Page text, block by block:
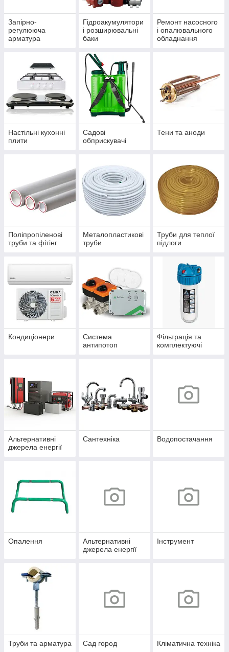
Запірно-
регулююча
арматура
Гідроакумулятори
і розширювальні
баки
Ремонт насосного
і опалювального
обладнання
Настільні кухонні
плити
Садові
обприскувачі
Тени та аноди
Поліпропіленові
труби та фітінг
Металопластикові
труби
Труби для теплої
підлоги
Кондиціонери
Система
антипотоп
Фільтрація та
комплектуючі
Альтернативні
джерела енергії
Сантехніка Водопостачання
Опалення
Альтернативні
джерела енергії
Інструмент
Труби та арматура Сад город Кліматична техніка